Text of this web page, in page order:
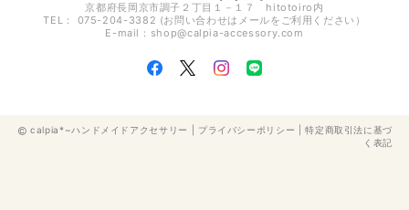
京都府長岡京市調子２丁目１－１７ hitotoiro内
TEL： 075-204-3382 (お問い合わせはメールをご利用ください）
E-mail： shop@calpia-accessory.com
calpia*~ハンドメイドアクセサリー | プライバシーポリシー |特定商取引法に基づ
く表記